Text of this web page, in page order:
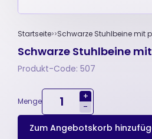
Startseite Schwarze Stuhlbeine mit
Schwarze Stuhlbeine
Produkt-Code: 507
Menge
+
-
Zum Angebotskorb